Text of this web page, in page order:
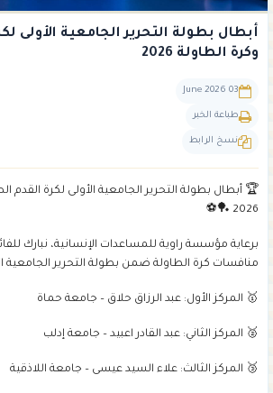
أبطال بطولة التحرير الجامعية الأولى
وكرة الطاولة 2026
03 June 2026
طباعة الخبر
نسخ الرابط
🏆 أبطال بطولة التحرير الجامعية الأولى لكرة القدم
2026 🏓⚽
برعاية مؤسسة راوية للمساعدات الإنسانية، نبارك
منافسات كرة الطاولة ضمن بطولة التحرير الجامعية
🥇 المركز الأول: عبد الرزاق حلاق – جامعة حماة
🥈 المركز الثاني: عبد القادر اعبيد – جامعة إدلب
🥉 المركز الثالث: علاء السيد عيسى – جامعة اللاذقية